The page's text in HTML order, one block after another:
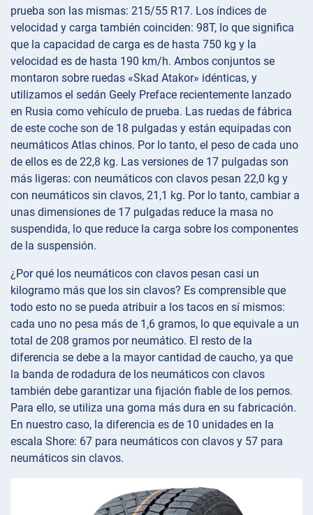
prueba son las mismas: 215/55 R17. Los índices de
velocidad y carga también coinciden: 98T, lo que significa
que la capacidad de carga es de hasta 750 kg y la
velocidad es de hasta 190 km/h. Ambos conjuntos se
montaron sobre ruedas «Skad Atakor» idénticas, y
utilizamos el sedán Geely Preface recientemente lanzado
en Rusia como vehículo de prueba. Las ruedas de fábrica
de este coche son de 18 pulgadas y están equipadas con
neumáticos Atlas chinos. Por lo tanto, el peso de cada uno
de ellos es de 22,8 kg. Las versiones de 17 pulgadas son
más ligeras: con neumáticos con clavos pesan 22,0 kg y
con neumáticos sin clavos, 21,1 kg. Por lo tanto, cambiar a
unas dimensiones de 17 pulgadas reduce la masa no
suspendida, lo que reduce la carga sobre los componentes
de la suspensión.
¿Por qué los neumáticos con clavos pesan casi un
kilogramo más que los sin clavos? Es comprensible que
todo esto no se pueda atribuir a los tacos en sí mismos:
cada uno no pesa más de 1,6 gramos, lo que equivale a un
total de 208 gramos por neumático. El resto de la
diferencia se debe a la mayor cantidad de caucho, ya que
la banda de rodadura de los neumáticos con clavos
también debe garantizar una fijación fiable de los pernos.
Para ello, se utiliza una goma más dura en su fabricación.
En nuestro caso, la diferencia es de 10 unidades en la
escala Shore: 67 para neumáticos con clavos y 57 para
neumáticos sin clavos.